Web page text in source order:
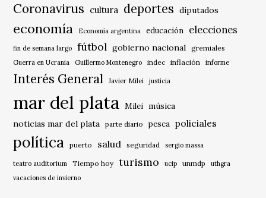
Coronavirus cultura deportes diputados
economía Economía argentina educación elecciones
fin de semana largo fútbol gobierno nacional gremiales
Guerra en Ucrania Guillermo Montenegro indec inflación informe
Interés General Javier Milei justicia
mar del plata Milei música
noticias mar del plata
parte diario pesca policiales
política puerto salud seguridad sergio massa
teatro auditorium Tiempo hoy turismo ucip unmdp
uthgra
vacaciones de invierno